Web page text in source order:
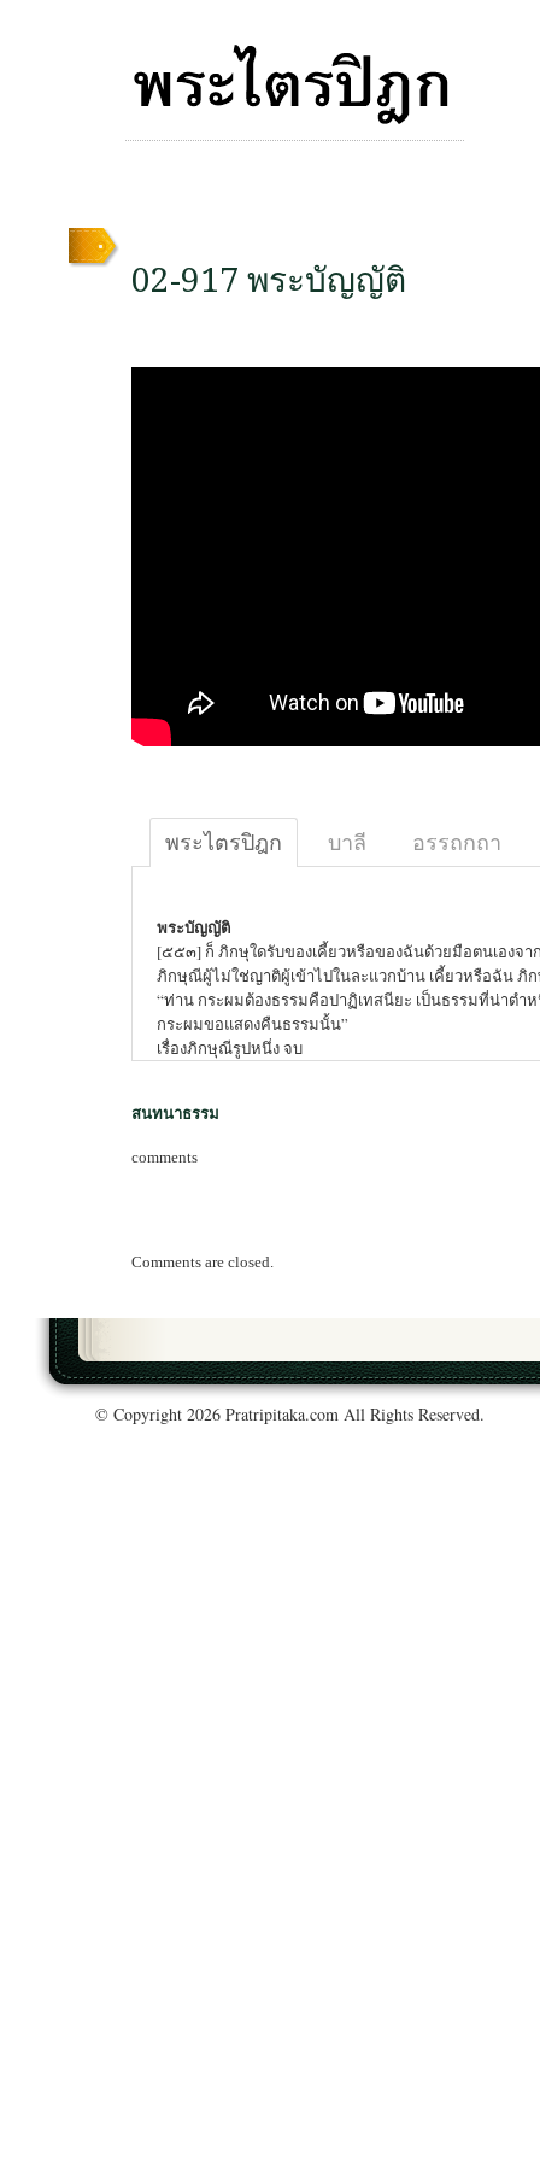
02-917 พระบัญญัติ
พระไตรปิฎก บาลี อรรถกถา
พระบัญญัติ
[๕๕๓] ก็ ภิกษุใดรับของเคี้ยวหรือของฉันด้วยมือตนเองจา
ภิกษุณีผู้ไม่ใช่ญาติผู้เข้าไปในละแวกบ้าน เคี้ยวหรือฉัน ภิ
“ท่าน กระผมต้องธรรมคือปาฏิเทสนียะ เป็นธรรมที่น่าตำ
กระผมขอแสดงคืนธรรมนั้น”
เรื่องภิกษุณีรูปหนึ่ง จบ
สนทนาธรรม
comments
Comments are closed.
© Copyright 2026 Pratripitaka.com All Rights Reserved.